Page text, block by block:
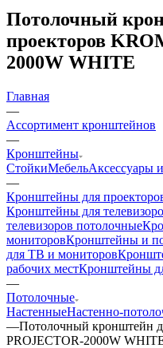
Потолочный
проекторов
2000W WHITE
Главная
—
Ассортимент кронштейнов
—
Кронштейны
СтойкиМебельАксессуары
—
Кронштейны для
Кронштейны для
телевизоров потолочные
мониторовКронштейны и
для ТВ и мониторов
рабочих местКронштейны
—
Потолочные
НастенныеНастенно-
—Потолочный кронштейн
PROJECTOR-2000W